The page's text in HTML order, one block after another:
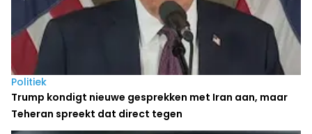
Politiek
Trump kondigt nieuwe gesprekken met Iran aan, maar
Teheran spreekt dat direct tegen